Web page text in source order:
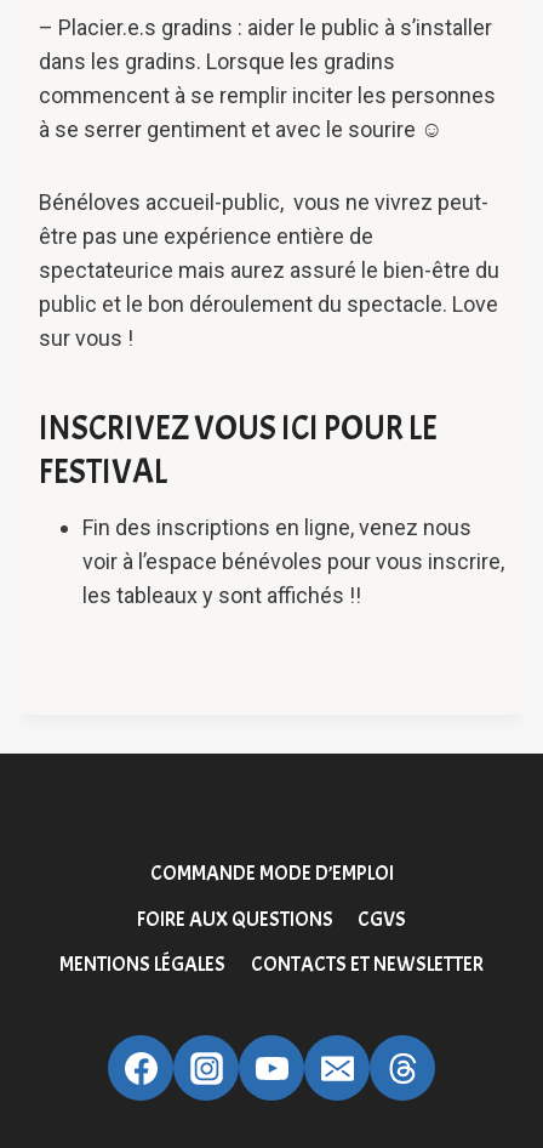
– Placier.e.s gradins : aider le public à s’installer
dans les gradins. Lorsque les gradins
commencent à se remplir inciter les personnes
à se serrer gentiment et avec le sourire ☺
Bénéloves accueil-public, vous ne vivrez peut-
être pas une expérience entière de
spectateurice mais aurez assuré le bien-être du
public et le bon déroulement du spectacle. Love
sur vous !
INSCRIVEZ VOUS ICI POUR LE
FESTIVAL
Fin des inscriptions en ligne, venez nous
voir à l’espace bénévoles pour vous inscrire,
les tableaux y sont affichés !!
COMMANDE MODE D’EMPLOI
FOIRE AUX QUESTIONS
CGVS
MENTIONS LÉGALES
CONTACTS ET NEWSLETTER